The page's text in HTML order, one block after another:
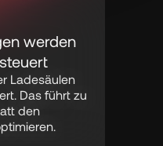
werden
Ladesäulen
Das führt zu
den